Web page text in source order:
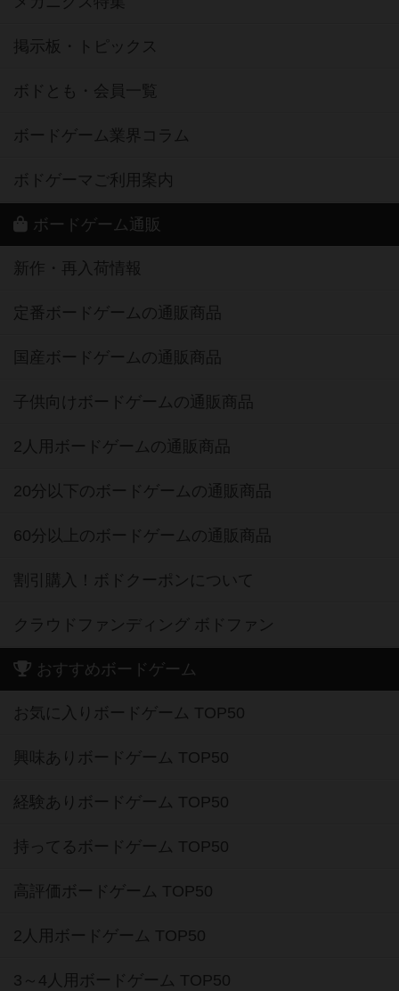
掲示板・トピックス
ボドとも・会員一覧
ボードゲーム業界コラム
ボドゲーマご利用案内
ボードゲーム通販
新作・再入荷情報
定番ボードゲームの通販商品
国産ボードゲームの通販商品
子供向けボードゲームの通販商品
2人用ボードゲームの通販商品
20分以下のボードゲームの通販商品
60分以上のボードゲームの通販商品
割引購入！ボドクーポンについて
クラウドファンディング ボドファン
おすすめボードゲーム
お気に入りボードゲーム TOP50
興味ありボードゲーム TOP50
経験ありボードゲーム TOP50
持ってるボードゲーム TOP50
高評価ボードゲーム TOP50
2人用ボードゲーム TOP50
3～4人用ボードゲーム TOP50